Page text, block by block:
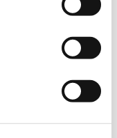
van het